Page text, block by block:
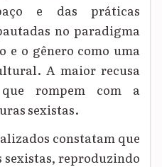
e das práticas
no paradigma
e o gênero como uma
A maior recusa
rompem com a
sexistas.
constatam que
sexistas, reproduzindo